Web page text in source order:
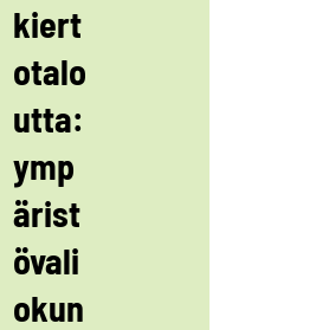
kiert
otalo
utta:
ymp
ärist
övali
okun